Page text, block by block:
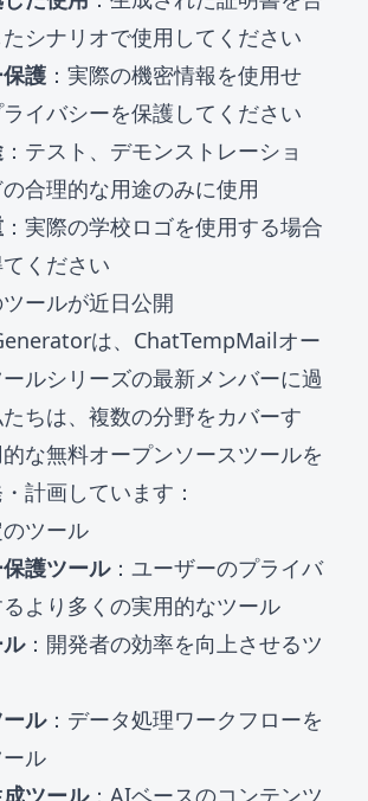
シナリオで使用してください
護 ：実際の機密情報を使用せ
イバシーを保護してください
：テスト、デモンストレーショ
合理的な用途のみに使用
：実際の学校ロゴを使用する場合
ください
ールが近日公開
は、ChatTempMailオー
ルシリーズの最新メンバーに過
ちは、複数の分野をカバーす
な無料オープンソースツールを
計画しています：
ツール
護ツール：ユーザーのプライバ
より多くの実用的なツール
：開発者の効率を向上させるツ
ル：データ処理ワークフローを
ル
ツール：AIベースのコンテンツ